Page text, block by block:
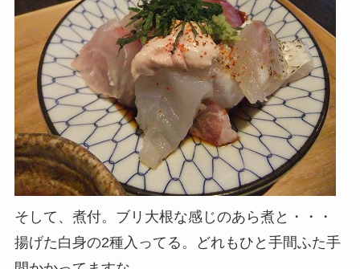
そして、煮付。ブリ大根な感じのあら煮と・・・
揚げた白身の2種入ってる。どれもひと手間ふた手